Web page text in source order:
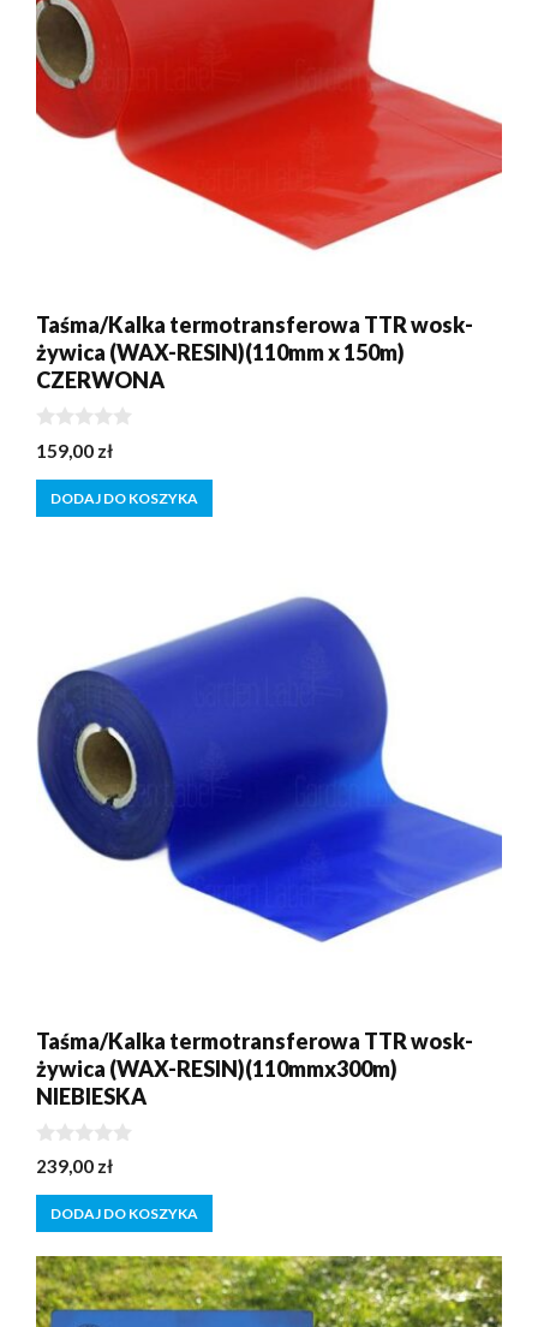
Taśma/Kalka termotransferowa TTR wosk-
żywica (WAX-RESIN)(110mm x 150m)
CZERWONA
0
z
5
159,00 zł
DODAJ DO KOSZYKA
Taśma/Kalka termotransferowa TTR wosk-
żywica (WAX-RESIN)(110mmx300m)
NIEBIESKA
0
z
5
239,00 zł
DODAJ DO KOSZYKA